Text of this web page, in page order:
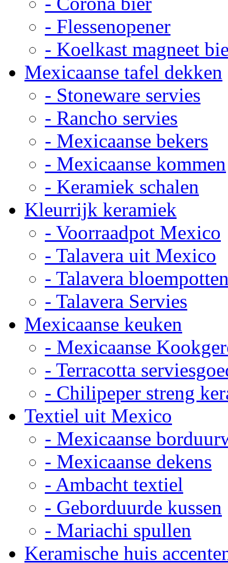
- Flessenopener
- Koelkast magneet
Mexicaanse tafel dekken
- Stoneware servies
- Rancho servies
- Mexicaanse bekers
- Mexicaanse kommen
- Keramiek schalen
Kleurrijk keramiek
- Voorraadpot Mexico
- Talavera uit Mexico
- Talavera
- Talavera Servies
Mexicaanse keuken
- Mexicaanse
- Terracotta
- Chilipeper streng
Textiel uit Mexico
- Mexicaanse
- Mexicaanse dekens
- Ambacht textiel
- Geborduurde kussen
- Mariachi spullen
Keramische huis